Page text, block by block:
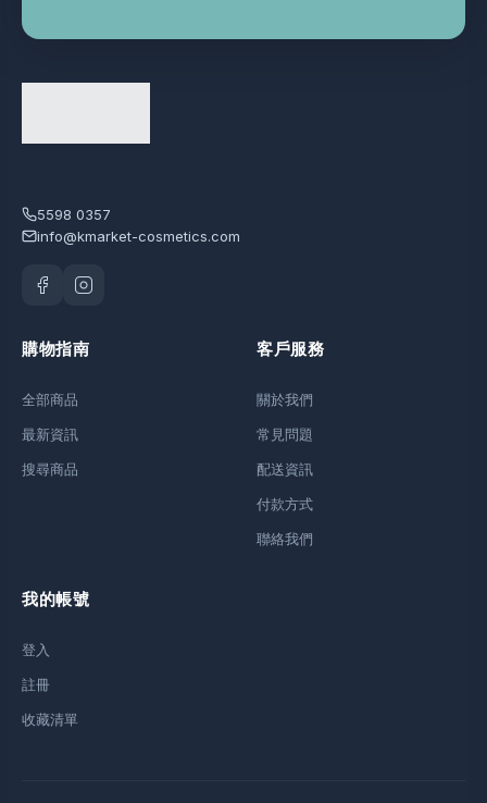
5598 0357
info@kmarket-cosmetics.com
購物指南
全部商品
最新資訊
搜尋商品
客戶服務
關於我們
常見問題
配送資訊
付款方式
聯絡我們
我的帳號
登入
註冊
收藏清單